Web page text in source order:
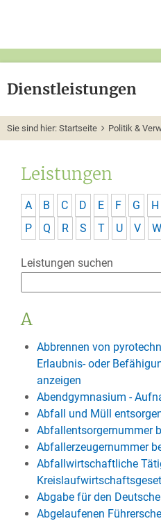
Dienstleistungen
Sie sind hier: Startseite Politik &
Leistungen
A B C D E F G H
P
Q R S T U V W
Leistungen suchen
A
Abbrennen von
Erlaubnis- oder
anzeigen
Abendgymnasium -
Abfall und Müll
Abfallentsorgernummer
Abfallerzeugernummer
Abfallwirtschaftliche
Abgabe für den
Abgelaufenen